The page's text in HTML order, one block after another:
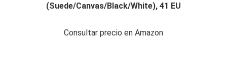
(Suede/Canvas/Black/White), 41 EU
Consultar precio en Amazon